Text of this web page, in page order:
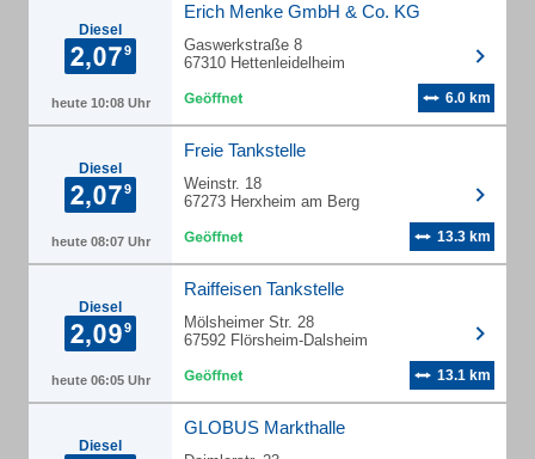
Diesel
heute 10:08 Uhr
Erich Menke GmbH & Co. KG
Gaswerkstraße 8
67310 Hettenleidelheim
6.0 km
Diesel
heute 08:07 Uhr
Freie Tankstelle
Weinstr. 18
67273 Herxheim am Berg
13.3 km
Diesel
heute 06:05 Uhr
Raiffeisen Tankstelle
Mölsheimer Str. 28
67592 Flörsheim-Dalsheim
13.1 km
Diesel
GLOBUS Markthalle